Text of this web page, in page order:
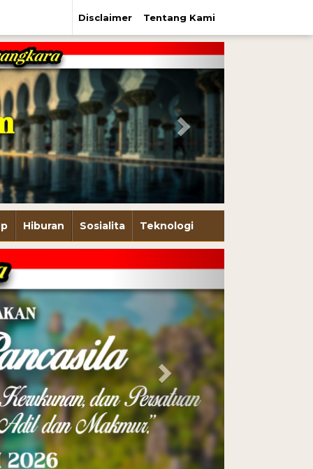
Disclaimer Tentang Kami
Next
Hiburan Sosialita Teknologi